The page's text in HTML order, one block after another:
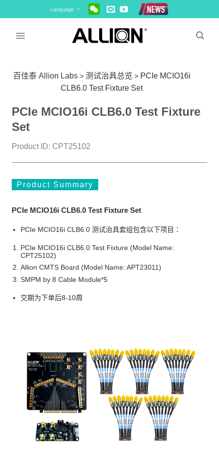
to
Language
百佳泰 Allion Labs> 测试治具总览 > PCIe MCIO16i
CLB6.0 Test Fixture Set
PCIe MCIO16i CLB6.0 Test Fixture
Set
Product ID: CPT25102
Product Summary
PCIe MCIO16i CLB6.0 Test Fixture Set
PCIe MCIO16i CLB6.0 测试治具套组包含以下项目：
PCIe MCIO16i CLB6.0 Test Fixture (Model Name:
CPT25102)
Allion CMTS Board (Model Name: APT23011)
SMPM by 8 Cable Module*5
交期为下单后8-10周